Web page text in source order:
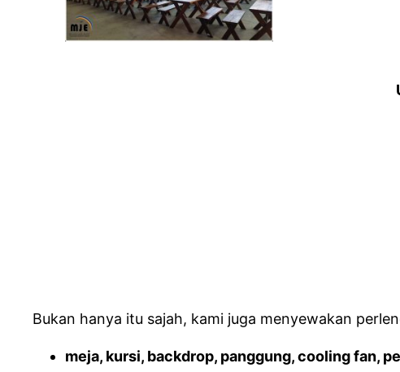
Bukan hanya itu sajah, kami juga menyewakan
meja, kursi, backdrop, panggung, cooling fan,